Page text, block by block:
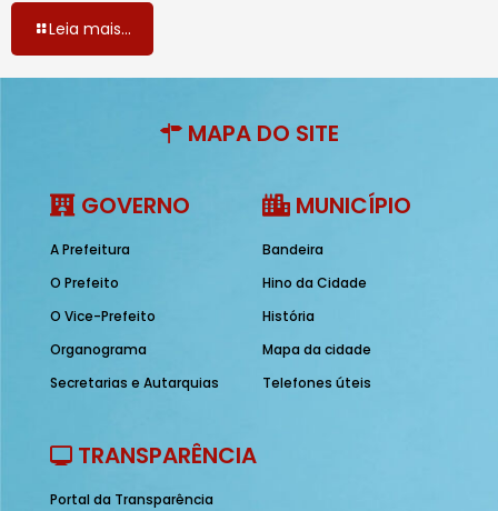
Leia mais...
MAPA DO SITE
GOVERNO
A Prefeitura
O Prefeito
O Vice-Prefeito
Organograma
Secretarias e Autarquias
MUNICÍPIO
Bandeira
Hino da Cidade
História
Mapa da cidade
Telefones úteis
TRANSPARÊNCIA
Portal da Transparência